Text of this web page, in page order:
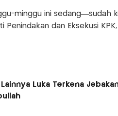
minggu ini sedang—sudah
dan Eksekusi
Luka Terkena